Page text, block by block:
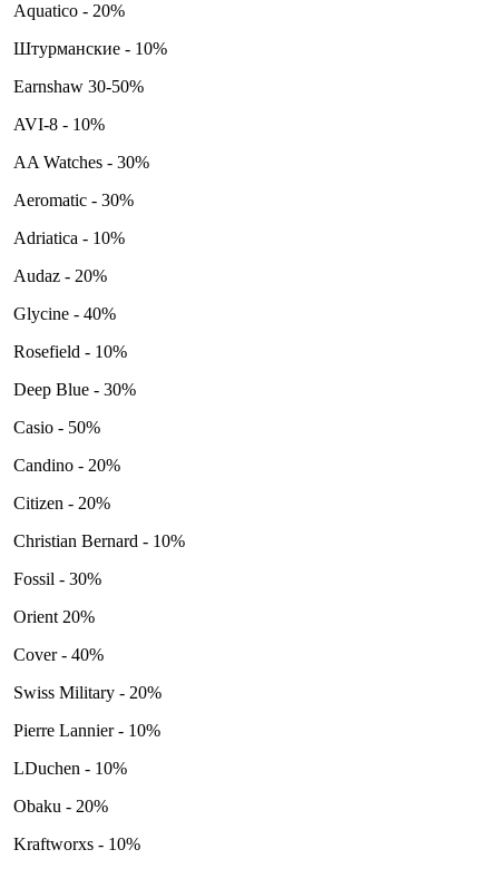
Aquatico - 20%
Штурманские - 10%
Earnshaw 30-50%
AVI-8 - 10%
AA Watches - 30%
Aeromatic - 30%
Adriatica - 10%
Audaz - 20%
Glycine - 40%
Rosefield - 10%
Deep Blue - 30%
Casio - 50%
Candino - 20%
Citizen - 20%
Christian Bernard - 10%
Fossil - 30%
Orient 20%
Cover - 40%
Swiss Military - 20%
Pierre Lannier - 10%
LDuchen - 10%
Obaku - 20%
Kraftworxs - 10%